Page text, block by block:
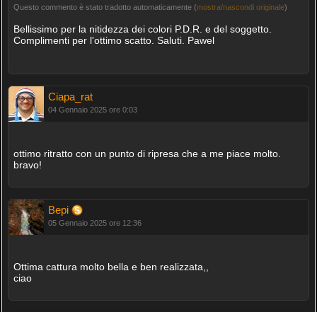
Questo commento è stato tradotto automaticamente (mostra/nascondi originale)
Bellissimo per la nitidezza dei colori P.D.R. e del soggetto.
Complimenti per l'ottimo scatto. Saluti. Pawel
Ciapa_rat
04 Gennaio 2025 ore 0:03
ottimo ritratto con un punto di ripresa che a me piace molto.
bravo!
Bepi
05 Gennaio 2025 ore 12:36
Ottima cattura molto bella e ben realizzata,,
ciao